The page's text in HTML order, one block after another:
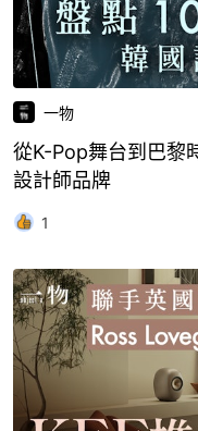
一物
從K-Pop舞台到巴黎
設計師品牌
1